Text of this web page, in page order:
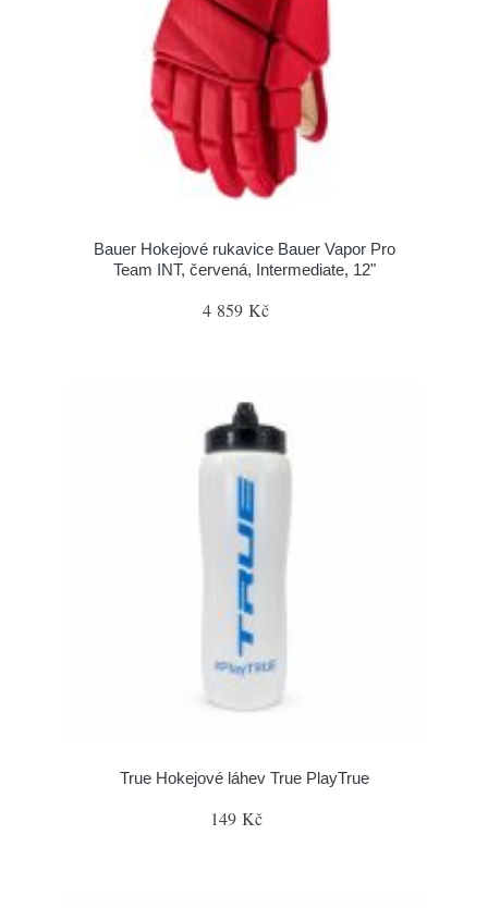
Bauer Hokejové rukavice Bauer Vapor Pro
Team INT, červená, Intermediate, 12"
4 859 Kč
True Hokejové láhev True PlayTrue
149 Kč